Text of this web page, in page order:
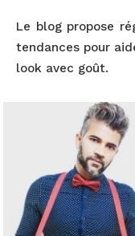
Le blog propose
tendances pour
look avec goût.